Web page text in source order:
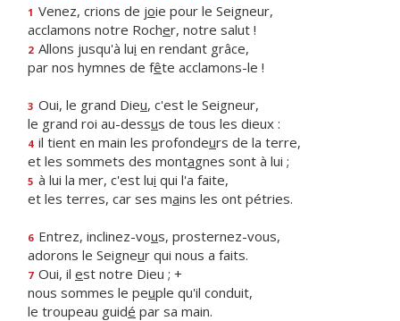
1 Venez, crions de joie pour le Seigneur,
acclamons notre Rocher, notre salut !
2 Allons jusqu'à lui en rendant grâce,
par nos hymnes de fête acclamons-le !
3 Oui, le grand Dieu, c'est le Seigneur,
le grand roi au-dessus de tous les dieux :
4 il tient en main les profondeurs de la terre,
et les sommets des montagnes sont à lui ;
5 à lui la mer, c'est lui qui l'a faite,
et les terres, car ses mains les ont pétries.
6 Entrez, inclinez-vous, prosternez-vous,
adorons le Seigneur qui nous a faits.
7 Oui, il est notre Dieu ; +
nous sommes le peuple qu'il conduit,
le troupeau guidé par sa main.